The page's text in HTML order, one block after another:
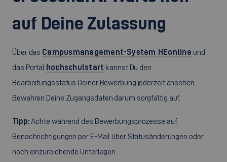
auf Deine Zulassung
Über das Campusmanagement-System HEonline und
das Portal hochschulstart kannst Du den
Bearbeitungsstatus Deiner Bewerbung jederzeit ansehen.
Bewahren Deine Zugangsdaten darum sorgfältig auf.
Tipp:Achte während des Bewerbungsprozesse auf
Benachrichtigungen per E-Mail über Statusänderungen oder
noch einzureichende Unterlagen.